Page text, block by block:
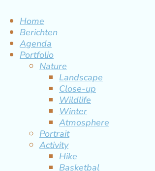
Home
Berichten
Agenda
Portfolio
Nature
Landscape
Close-up
Wildlife
Winter
Atmosphere
Portrait
Activity
Hike
Basketbal